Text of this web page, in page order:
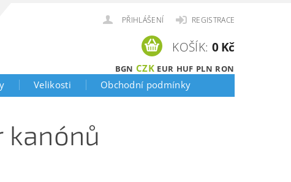
PŘIHLÁŠENÍ REGISTRACE
BGN CZK EUR HUF PLN RON
KOŠÍK: 0 Kč
Velikosti Obchodní podmínky
kanónů